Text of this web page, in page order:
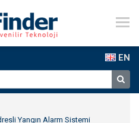
EN
Yangın Alarm Sistemi